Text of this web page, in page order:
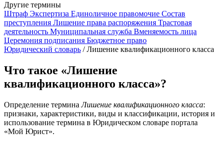
Другие термины
Штраф Экспертиза Единоличное правомочие Состав
преступления Лишение права распоряжения Трастовая
деятельность Муниципальная служба Вменяемость лица
Церемония подписания Бюджетное право
Юридический словарь /Лишение квалификационного класса
Что такое «Лишение
квалификационного класса»?
Определение терминаЛишение квалификационного класса:
признаки, характеристики, виды и классификации, история и
использование термина в Юридическом словаре портала
«Мой Юрист».